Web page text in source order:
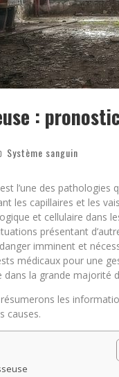
:
Système sanguin
l’une des
les capillaires et les
et cellulaire dans
présentant
imminent et
médicaux pour une
la grande majorité
les
causes.